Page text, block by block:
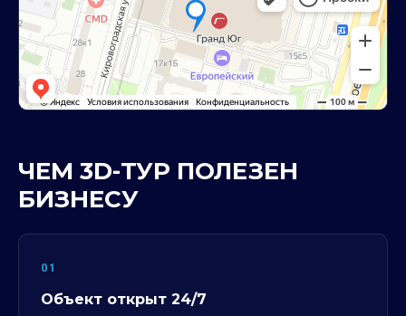
ЧЕМ 3D-ТУР ПОЛЕЗЕН
БИЗНЕСУ
01
Объект открыт 24/7